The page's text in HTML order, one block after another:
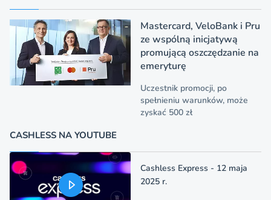
Mastercard, VeloBank i Pru
ze wspólną inicjatywą
promującą oszczędzanie na
emeryturę
Uczestnik promocji, po
spełnieniu warunków, może
zyskać 500 zł
CASHLESS NA YOUTUBE
Cashless Express - 12 maja
2025 r.